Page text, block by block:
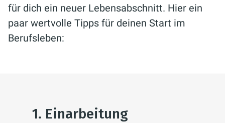
für dich ein neuer Lebensabschnitt. Hier ein
paar wertvolle Tipps für deinen Start im
Berufsleben:
1. Einarbeitung